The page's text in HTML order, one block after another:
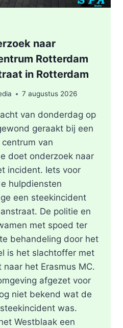
naar
Rotterdam
in Rotterdam
7 augustus 2026
van donderdag op
geraakt bij een
van
doet onderzoek naar
incident. Iets voor
hulpdiensten
een steekincident
De politie en
met spoed ter
behandeling door het
is het slachtoffer met
het Erasmus MC.
afgezet voor
niet bekend wat de
was.
Westblaak een